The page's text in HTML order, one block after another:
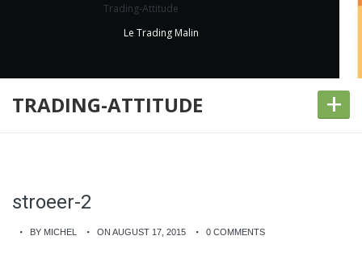
Trading-Attitude
Le Trading Malin
TRADING-ATTITUDE +
stroeer-2
BY MICHEL ON AUGUST 17, 2015 0 COMMENTS